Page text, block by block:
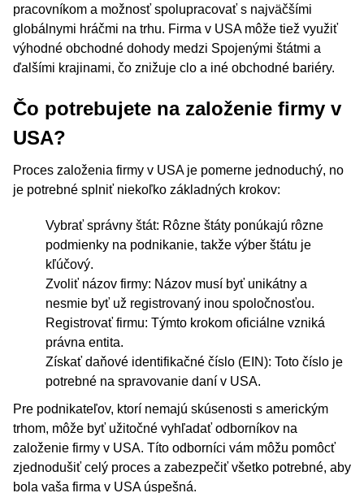
pracovníkom a možnosť spolupracovať s najväčšími
globálnymi hráčmi na trhu. Firma v USA môže tiež využiť
výhodné obchodné dohody medzi Spojenými štátmi a
ďalšími krajinami, čo znižuje clo a iné obchodné bariéry.
Čo potrebujete na založenie firmy v
USA?
Proces založenia firmy v USA je pomerne jednoduchý, no
je potrebné splniť niekoľko základných krokov:
Vybrať správny štát: Rôzne štáty ponúkajú rôzne
podmienky na podnikanie, takže výber štátu je
kľúčový.
Zvoliť názov firmy: Názov musí byť unikátny a
nesmie byť už registrovaný inou spoločnosťou.
Registrovať firmu: Týmto krokom oficiálne vzniká
právna entita.
Získať daňové identifikačné číslo (EIN): Toto číslo je
potrebné na spravovanie daní v USA.
Pre podnikateľov, ktorí nemajú skúsenosti s americkým
trhom, môže byť užitočné vyhľadať odborníkov na
založenie firmy v USA. Títo odborníci vám môžu pomôcť
zjednodušiť celý proces a zabezpečiť všetko potrebné, aby
bola vaša firma v USA úspešná.